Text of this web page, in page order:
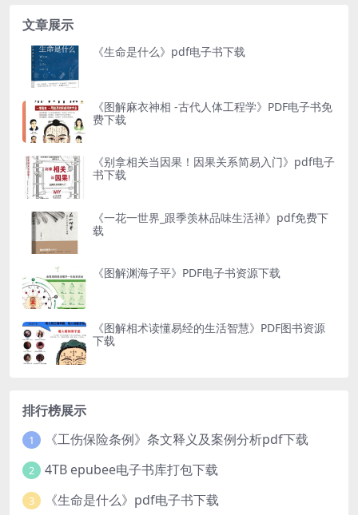
文章展示
《生命是什么》pdf电子书下载
《图解麻衣神相 -古代人体工程学》PDF电子书免
费下载
《别拿相关当因果！因果关系简易入门》pdf电子
书下载
《一花一世界_跟季羡林品味生活禅》pdf免费下
载
《图解渊海子平》PDF电子书资源下载
《图解相术读懂易经的生活智慧》PDF图书资源
下载
排行榜展示
1 《工伤保险条例》条文释义及案例分析pdf下载
2 4TB epubee电子书库打包下载
3 《生命是什么》pdf电子书下载